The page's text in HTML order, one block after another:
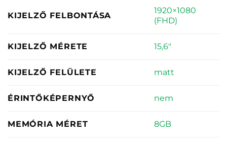
KIJELZŐ FELBONTÁSA
1920×1080
(FHD)
KIJELZŐ MÉRETE 15,6"
KIJELZŐ FELÜLETE matt
ÉRINTŐKÉPERNYŐ nem
MEMÓRIA MÉRET 8GB